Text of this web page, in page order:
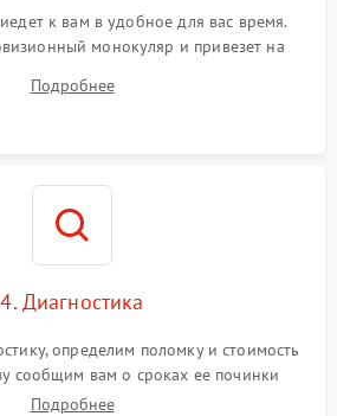
к вам в удобное для вас время.
монокуляр и привезет на
Подробнее
4. Диагностика
определим поломку и стоимость
сообщим вам о сроках ее починки
Подробнее